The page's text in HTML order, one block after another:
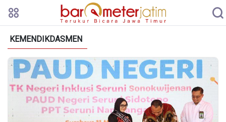
KEMENDIKDASMEN